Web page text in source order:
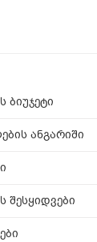
ბიუჯეტი
ანგარიში
შესყიდვები